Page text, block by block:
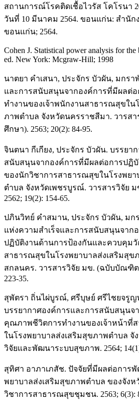
สถานการณ์โรคติดเชื้อไวรัส โคโรนา
วันที่ 10 มีนาคม 2564. ขอนแก่น: สำนั
ขอนแก่น; 2564.
Cohen J. Statistical power analysis for the
ed. New York: Mcgraw-Hill; 1998
นาตยา คำเสนา, ประจักร บัวผัน, มกรา
และการสนับสนุนจากองค์การที่มีผลต่
ทำงานของเจ้าพนักงานสาธารณสุขใน
ภาพตำบล จังหวัดนครราชสีมา. วารส
ศึกษา). 2563; 20(2): 84-95.
จินตนา กีเกียง, ประจักร บัวผัน. บรรยา
สนับสนุนจากองค์การที่มีผลต่อการปฏิ
ของนักวิชาการสาธารณสุขในโรงพยา
ตำบล จังหวัดเพชรบูรณ์. วารสารวิจัย
2562; 19(2): 154-65.
ปภินวิทย์ คำสมาน, ประจักร บัวผัน, มก
แห่งความสำเร็จและการสนับสนุนจาก
ปฏิบัติงานด้านการป้องกันและควบคุม
สาธารณสุขในโรงพยาบาลส่งเสริมสุข
สกลนคร. วารสารวิจัย มข. (ฉบับบัณฑิต
223-35.
สุพัตรา ถิ่นไผ่บูรณ์, ศรีบุษย์ ศรีไชยจรู
บรรยากาศองค์การและการสนับสนุนจ
คุณภาพชีวิตการทำงานของเจ้าหน้าที่
ในโรงพยาบาลส่งเสริมสุขภาพตำบล จั
วิจัยและพัฒนาระบบสุขภาพ. 2564;
สุทิศา อาภาเภสัช. ปัจจัยที่มีผลต่อการ
พยาบาลส่งเสริมสุขภาพตำบล ของจัง
วิชาการสาธารณสุขชุมชน. 2563; 6(3):